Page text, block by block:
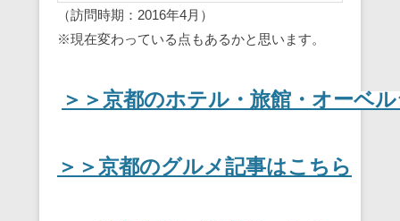
（訪問時期：2016年4月）
※現在変わっている点もあるかと思います。
＞＞京都のホテル・旅館・オーベ
＞＞京都のグルメ記事はこちら